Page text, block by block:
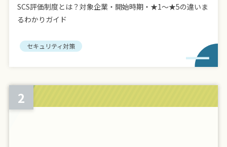
SCS評価制度とは？対象企業・開始時期・★1〜★5の違いま
るわかりガイド
セキュリティ対策